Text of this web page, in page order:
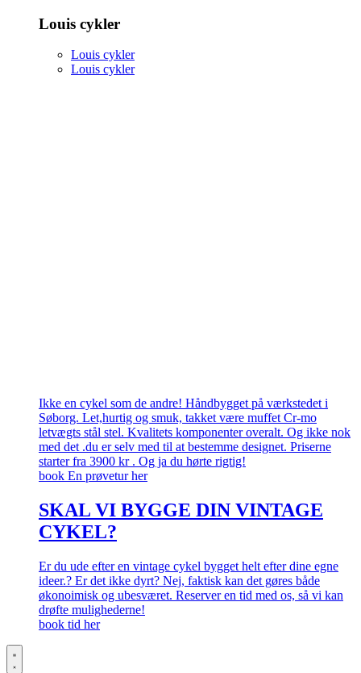
Louis cykler
Louis cykler
Louis cykler
Ikke en cykel som de andre! Håndbygget på værkstedet i
Søborg. Let,hurtig og smuk, takket være muffet Cr-mo
letvægts stål stel. Kvalitets komponenter overalt. Og ikke nok
med det .du er selv med til at bestemme designet. Priserne
starter fra 3900 kr . Og ja du hørte rigtig!
book En prøvetur her
SKAL VI BYGGE DIN VINTAGE
CYKEL?
Er du ude efter en vintage cykel bygget helt efter dine egne
ideer.? Er det ikke dyrt? Nej, faktisk kan det gøres både
økonoimisk og ubesværet. Reserver en tid med os, så vi kan
drøfte mulighederne!
book tid her